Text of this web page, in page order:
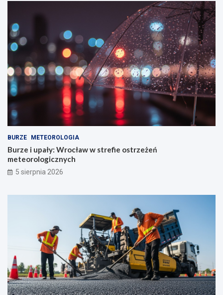
BURZE METEOROLOGIA
Burze i upały: Wrocław w strefie ostrzeżeń
meteorologicznych
5 sierpnia 2026